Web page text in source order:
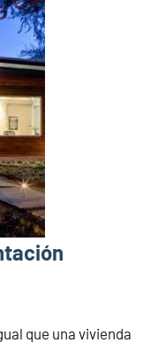
que una vivienda